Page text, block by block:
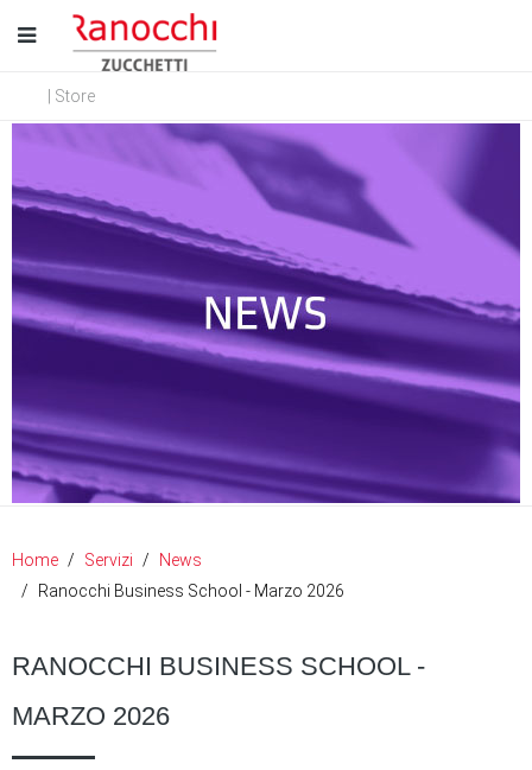
| Store
Home Servizi
News
Ranocchi Business School - Marzo 2026
RANOCCHI BUSINESS SCHOOL -
MARZO 2026